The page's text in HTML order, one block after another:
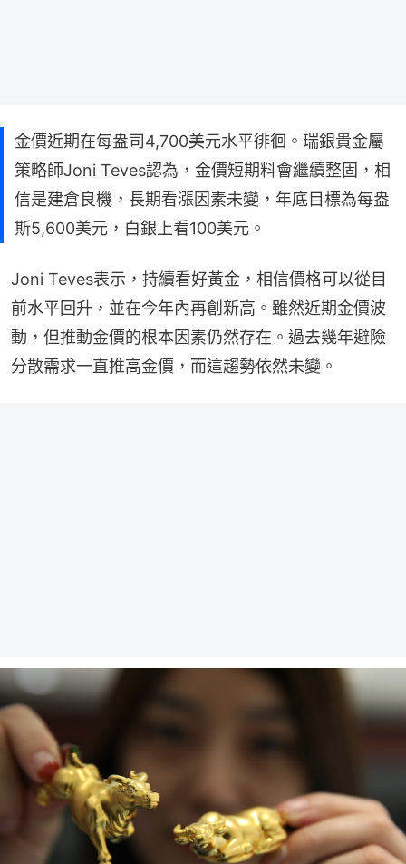
金價近期在每盎司4,700美元水平徘徊。瑞銀貴金屬
策略師Joni Teves認為，金價短期料會繼續整固，相
信是建倉良機，長期看漲因素未變，年底目標為每盎
斯5,600美元，白銀上看100美元。
Joni Teves表示，持續看好黃金，相信價格可以從目
前水平回升，並在今年內再創新高。雖然近期金價波
動，但推動金價的根本因素仍然存在。過去幾年避險
分散需求一直推高金價，而這趨勢依然未變。